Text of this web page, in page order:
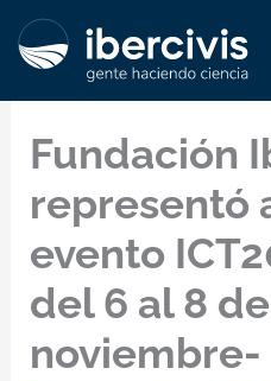
Fundación
representó
evento
del 6 al 8 de
noviembre-